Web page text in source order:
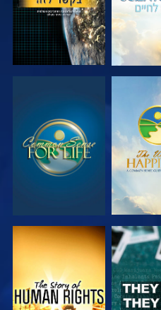
צפה
צפה